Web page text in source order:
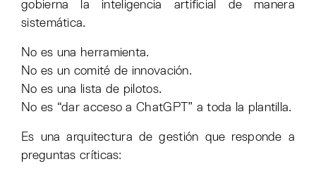
gobierna la inteligencia artificial de manera
sistemática.
No es una herramienta.
No es un comité de innovación.
No es una lista de pilotos.
No es “dar acceso a ChatGPT” a toda la plantilla.
Es una arquitectura de gestión que responde a
preguntas críticas: